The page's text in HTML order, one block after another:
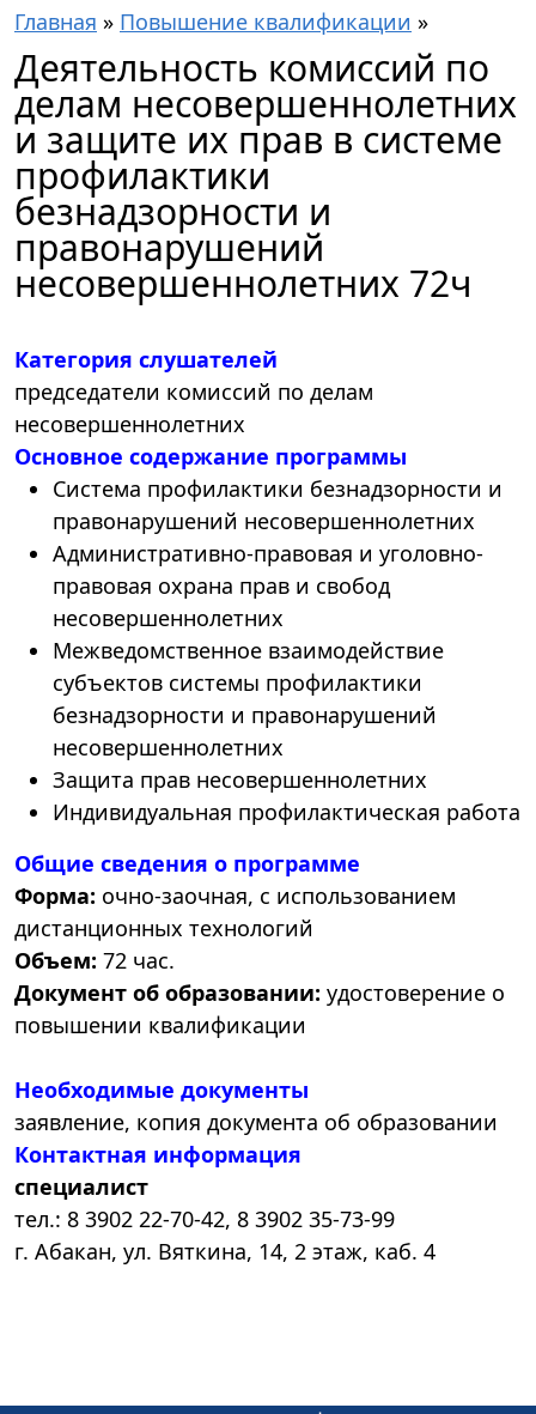
Главная » Повышение квалификации »
Деятельность комиссий по
делам несовершеннолетних
и защите их прав в системе
профилактики
безнадзорности и
правонарушений
несовершеннолетних 72ч
Категория слушателей
председатели комиссий по делам
несовершеннолетних
Основное содержание программы
Система профилактики безнадзорности и
правонарушений несовершеннолетних
Административно-правовая и уголовно-
правовая охрана прав и свобод
несовершеннолетних
Межведомственное взаимодействие
субъектов системы профилактики
безнадзорности и правонарушений
несовершеннолетних
Защита прав несовершеннолетних
Индивидуальная профилактическая работа
Общие сведения о программе
Форма: очно-заочная, с использованием
дистанционных технологий
Объем: 72 час.
Документ об образовании: удостоверение о
повышении квалификации
Необходимые документы
заявление, копия документа об образовании
Контактная информация
специалист
тел.: 8 3902 22-70-42, 8 3902 35-73-99
г. Абакан, ул. Вяткина, 14, 2 этаж, каб. 4